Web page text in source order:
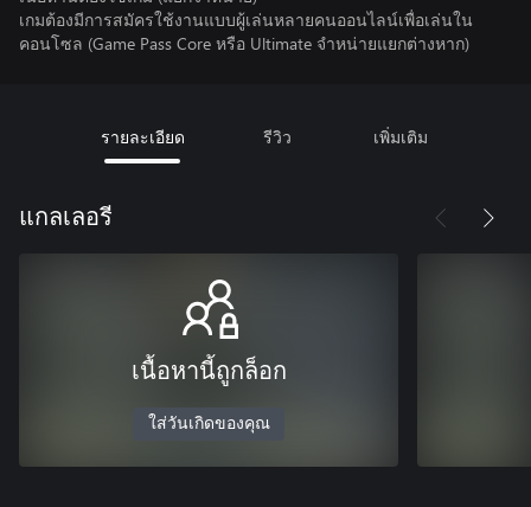
เกมต้องมีการสมัครใช้งานแบบผู้เล่นหลายคนออนไลน์เพื่อเล่นใน
คอนโซล (Game Pass Core หรือ Ultimate จําหน่ายแยกต่างหาก)
รายละเอียด รีวิว เพิ่มเติม
แกลเลอรี
เนื้อหานี้ถูกล็อก
ใส่วันเกิดของคุณ